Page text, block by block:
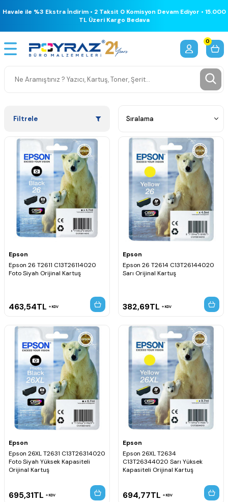
Havale ile %3 Ekstra İndirim • 2 Taksit 0 Komisyon Devam Ediyor • 15.000
TL Üzeri Kargo Bedava
0
Filtrele
Epson
Epson 26 T2611 C13T26114020
Foto Siyah Orijinal Kartuş
463,54TL KDV
Epson
Epson 26 T2614 C13T26144020
Sarı Orijinal Kartuş
382,69TL KDV
Epson
Epson 26XL T2631 C13T26314020
Foto Siyah Yüksek Kapasiteli
Orijinal Kartuş
695,31TL KDV
Epson
Epson 26XL T2634
C13T26344020 Sarı Yüksek
Kapasiteli Orijinal Kartuş
694,77TL KDV